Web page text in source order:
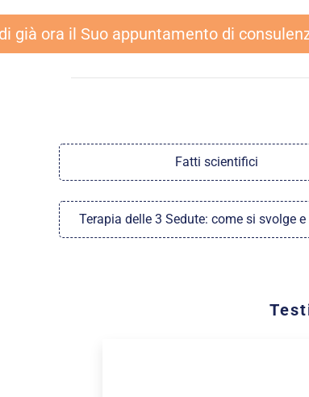
già ora il Suo appuntamento di
Fatti scientifici
Terapia delle 3 Sedute: come si svolge